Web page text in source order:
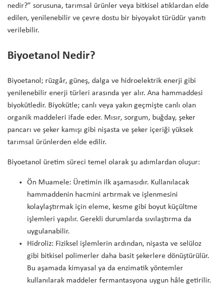
nedir?” sorusuna, tarımsal ürünler veya bitkisel atıklardan elde
edilen, yenilenebilir ve çevre dostu bir biyoyakıt türüdür yanıtı
verilebilir.
Biyoetanol Nedir?
Biyoetanol; rüzgâr, güneş, dalga ve hidroelektrik enerji gibi
yenilenebilir enerji türleri arasında yer alır. Ana hammaddesi
biyokütledir. Biyokütle; canlı veya yakın geçmişte canlı olan
organik maddeleri ifade eder. Mısır, sorgum, buğday, şeker
pancarı ve şeker kamışı gibi nişasta ve şeker içeriği yüksek
tarımsal ürünlerden elde edilir.
Biyoetanol üretim süreci temel olarak şu adımlardan oluşur:
Ön Muamele: Üretimin ilk aşamasıdır. Kullanılacak
hammaddenin hacmini artırmak ve işlenmesini
kolaylaştırmak için eleme, kesme gibi boyut küçültme
işlemleri yapılır. Gerekli durumlarda sıvılaştırma da
uygulanabilir.
Hidroliz: Fiziksel işlemlerin ardından, nişasta ve selüloz
gibi bitkisel polimerler daha basit şekerlere dönüştürülür.
Bu aşamada kimyasal ya da enzimatik yöntemler
kullanılarak maddeler fermantasyona uygun hâle getirilir.